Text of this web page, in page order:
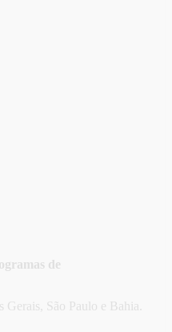
de
São Paulo e Bahia.